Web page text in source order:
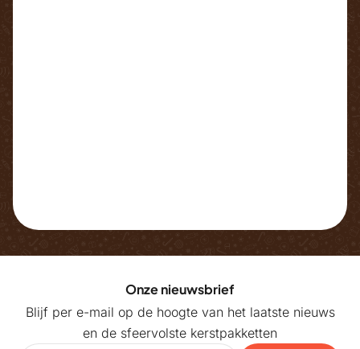
Onze nieuwsbrief
Blijf per e-mail op de hoogte van het laatste nieuws
en de sfeervolste kerstpakketten